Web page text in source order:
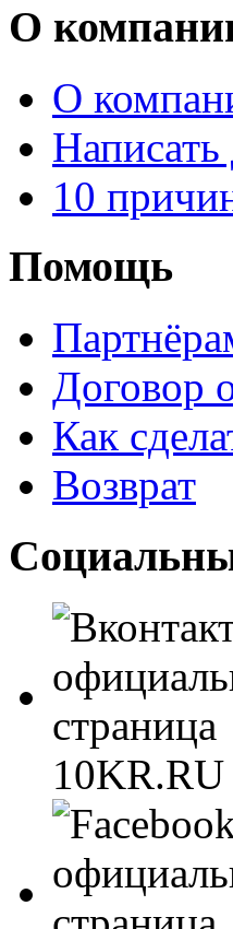
О
О
Написать
10
Помощь
Договор
Как
Возврат